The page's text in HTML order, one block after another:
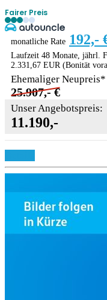
Fairer Preis
monatliche Rate 192,-
Laufzeit 48 Monate, jährl.
2.331,67 EUR (Bonität
Ehemaliger Neupreis*
25.907,- €
Unser Angebotspreis:
11.190,-